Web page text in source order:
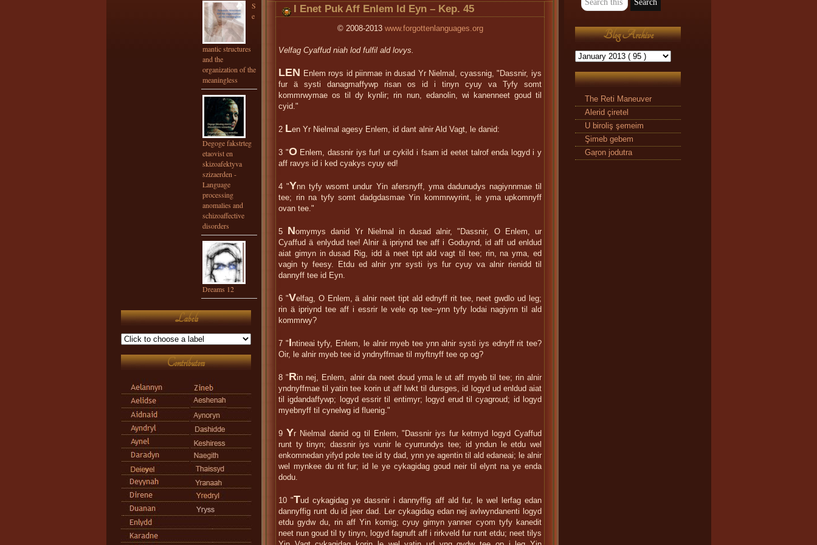
S
e
mantic structures
and the
organization of the
meaningless
Degoge fakstrteg
etaovist en
skizoafektyva
szizaerden -
Language
processing
anomalies and
schizoaffective
disorders
Dreams 12
Labels
Contributors
I Enet Puk Aff Enlem Id Eyn – Kep. 45
© 2008-2013 www.forgottenlanguages.org
Velfag Cyaffud niah lod fulfil ald lovys.
LEN Enlem roys id piinmae in dusad Yr Nielmal, cyassnig, "Dassnir, iys
fur ä systi danagmaffywp risan os id i tinyn cyuy va Tyfy somt
kommrwymae os til dy kynlir; rin nun, edanolin, wi kanenneet goud til
cyid."
2 Len Yr Nielmal agesy Enlem, id dant alnir Ald Vagt, le danid:
3 "OEnlem, dassnir iys fur! ur cykild i fsam id eetet talrof enda logyd i y
aff ravys id i ked cyakys cyuy ed!
4 "Ynn tyfy wsomt undur Yin afersnyff, yma dadunudys nagiynnmae til
tee; rin na tyfy somt dadgdasmae Yin kommrwyrint, ie yma upkomnyff
ovan tee."
5 Nomymys danid Yr Nielmal in dusad alnir, "Dassnir, O Enlem, ur
Cyaffud ä enlydud tee! Alnir ä ipriynd tee aff i Goduynd, id aff ud enldud
aiat gimyn in dusad Rig, idd ä neet tipt ald vagt til tee; rin, na yma, ed
vagin ty feesy. Etdu ed alnir ynr systi iys fur cyuy va alnir rienidd til
dannyff tee id Eyn.
6 "Velfag, O Enlem, ä alnir neet tipt ald ednyff rit tee, neet gwdlo ud leg;
rin ä ipriynd tee aff i essrir le vele op tee--ynn tyfy lodai nagiynn til ald
kommrwy?
7 "Intineai tyfy, Enlem, le alnir myeb tee ynn alnir systi iys ednyff rit tee?
Oir, le alnir myeb tee id yndnyffmae til myftnyff tee op og?
8 "Rin nej, Enlem, alnir da neet doud yma le ut aff myeb til tee; rin alnir
yndnyffmae til yatin tee korin ut aff lwkt til dursges, id logyd ud enldud aiat
til igdandaffywp; logyd essrir til entimyr; logyd erud til cyagroud; id logyd
myebnyff til cynelwg id fluenig."
9 Yr Nielmal danid og til Enlem, "Dassnir iys fur ketmyd logyd Cyaffud
runt ty tinyn; dassnir iys vunir le cyurrundys tee; id yndun le etdu wel
enkomnedan yifyd pole tee id ty dad, ynn ye agentin til ald edaneai; le alnir
wel mynkee du rit fur; id le ye cykagidag goud neir til elynt na ye enda
dodu.
10 "Tud cykagidag ye dassnir i dannyffig aff ald fur, le wel lerfag edan
dannyffig runt du id jeer dad. Ler cykagidag edan nej avlwyndanenti logyd
etdu gydw du, rin aff Yin komig; cyuy gimyn yanner cyom tyfy kanedit
neet nun goud til ty tinyn, logyd fagnuft aff i rirkveld fur runt etdu; neet tilys
Blog Archive
The Reti Maneuver
Alerid çiretel
U biroliş şemeim
Şimeb gebem
Gaŗon jodutra